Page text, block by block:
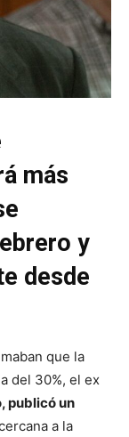
más
y
desde
que la
del 30%, el ex
publicó un
a la